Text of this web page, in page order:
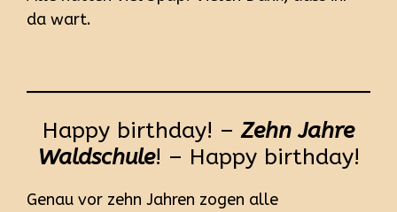
da wart.
Happy birthday! –Zehn Jahre
Waldschule! – Happy birthday!
Genau vor zehn Jahren zogen alle